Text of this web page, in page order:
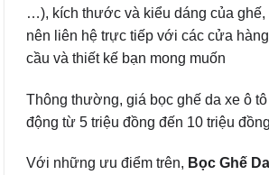
…), kích thước và kiểu dáng của ghế,
nên liên hệ trực tiếp với các cửa
cầu và thiết kế bạn mong muốn
Thông thường, giá bọc ghế da xe ô
động từ 5 triệu đồng đến 10 triệu
Với những ưu điểm trên, Bọc Ghế